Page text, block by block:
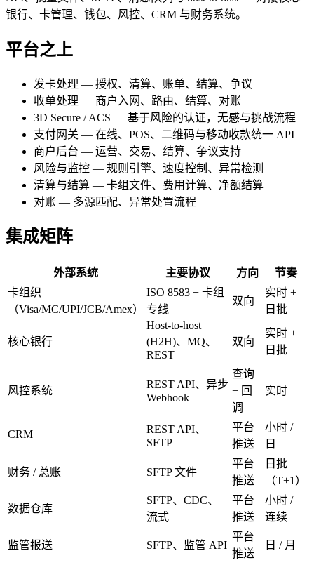
银行、卡管理、钱包、风控、CRM 与财务系统。
平台之上
发卡处理 — 授权、清算、账单、结算、争议
收单处理 — 商户入网、路由、结算、对账
3D Secure / ACS — 基于风险的认证，无感与挑战流程
支付网关 — 在线、POS、二维码与移动收款统一 API
商户后台 — 运营、交易、结算、争议支持
风险与监控 — 规则引擎、速度控制、异常检测
清算与结算 — 卡组文件、费用计算、净额结算
对账 — 多源匹配、异常处置流程
集成矩阵
外部系统 主要协议 方向
节奏
卡组织
（Visa/MC/UPI/JCB/Amex）
ISO 8583 + 卡组
专线
双向
实时 +
日批
核心银行
Host-to-host
(H2H)、MQ、
REST
双向
实时 +
日批
风控系统
REST API、异步
Webhook
查询
+ 回
调
实时
CRM
REST API、
SFTP
平台
推送
小时 /
日
财务 / 总账 SFTP 文件
平台
推送
日批
（T+1）
数据仓库
SFTP、CDC、
流式
平台
推送
小时 /
连续
监管报送 SFTP、监管 API
平台
推送
日 / 月